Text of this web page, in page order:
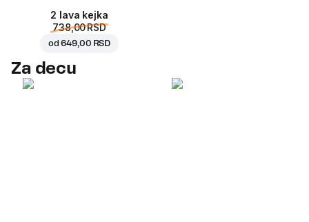
2 lava kejka
738,00 RSD
od649,00 RSD
Za decu